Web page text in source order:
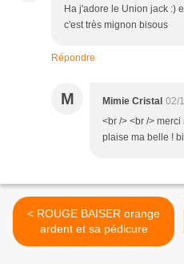
Ha j'adore le Union jack :)
c'est très mignon bisous
Répondre
M Mimie Cristal 02/
<br /> <br />
plaise ma belle !
< ROUGE BAISER orange
ardent et sa pédicure